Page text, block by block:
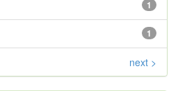
1
1
next >